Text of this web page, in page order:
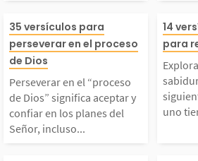
La Biblia
que
en el
de Dios”
aceptar y
planes del
35 versículos para
perseverar en el proceso
de Dios
Perseverar en el “proceso
de Dios” significa aceptar y
confiar en los planes del
Señor, incluso...
la
on
14
para
uno